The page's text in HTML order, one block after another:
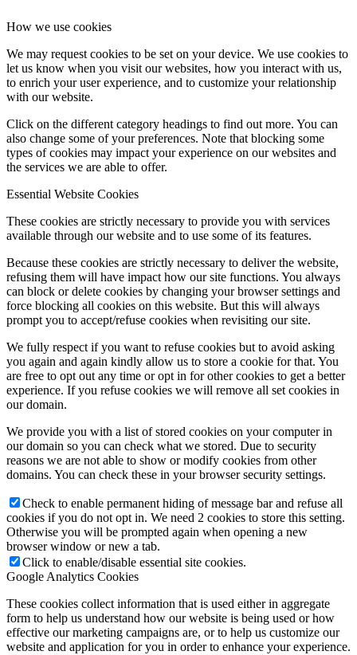
How we use cookies
We may request cookies to be set on your device. We use cookies to
let us know when you visit our websites, how you interact with us,
to enrich your user experience, and to customize your relationship
with our website.
Click on the different category headings to find out more. You can
also change some of your preferences. Note that blocking some
types of cookies may impact your experience on our websites and
the services we are able to offer.
Essential Website Cookies
These cookies are strictly necessary to provide you with services
available through our website and to use some of its features.
Because these cookies are strictly necessary to deliver the website,
refusing them will have impact how our site functions. You always
can block or delete cookies by changing your browser settings and
force blocking all cookies on this website. But this will always
prompt you to accept/refuse cookies when revisiting our site.
We fully respect if you want to refuse cookies but to avoid asking
you again and again kindly allow us to store a cookie for that. You
are free to opt out any time or opt in for other cookies to get a better
experience. If you refuse cookies we will remove all set cookies in
our domain.
We provide you with a list of stored cookies on your computer in
our domain so you can check what we stored. Due to security
reasons we are not able to show or modify cookies from other
domains. You can check these in your browser security settings.
Check to enable permanent hiding of message bar and refuse all
cookies if you do not opt in. We need 2 cookies to store this setting.
Otherwise you will be prompted again when opening a new
browser window or new a tab.
Click to enable/disable essential site cookies.
Google Analytics Cookies
These cookies collect information that is used either in aggregate
form to help us understand how our website is being used or how
effective our marketing campaigns are, or to help us customize our
website and application for you in order to enhance your experience.